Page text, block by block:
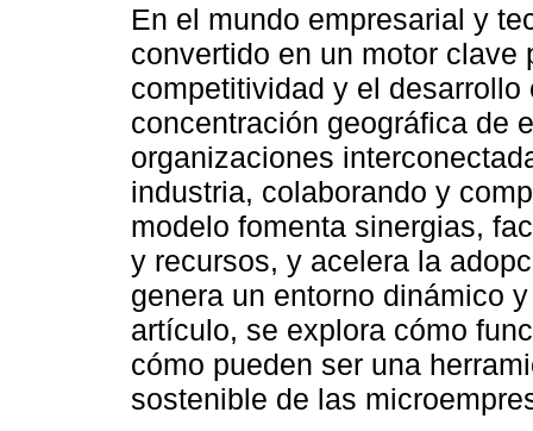
En el mundo empresarial y
convertido en un motor
competitividad y el
concentración geográfica de
organizaciones
industria, colaborando y
modelo fomenta sinergias,
y recursos, y acelera la
genera un entorno dinámico
artículo, se explora cómo
cómo pueden ser una
sostenible de las